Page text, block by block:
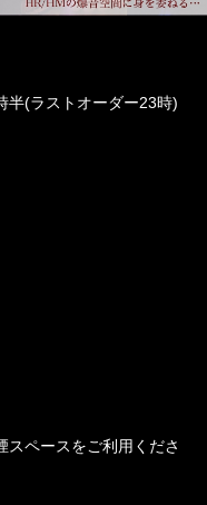
(ラストオーダー23時)
ペースをご利用くださ